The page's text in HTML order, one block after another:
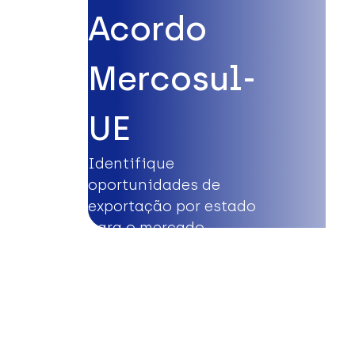
Acordo
Mercosul-
UE
Identifique
oportunidades de
exportação por estado
para o mercado